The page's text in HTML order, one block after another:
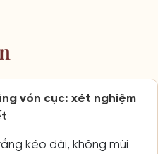
vón cục: xét nghiệm
kéo dài, không mùi